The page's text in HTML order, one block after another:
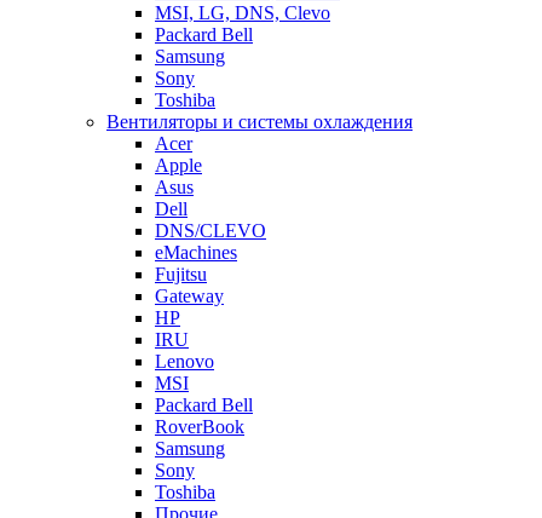
MSI, LG, DNS, Clevo
Packard Bell
Samsung
Sony
Toshiba
Вентиляторы и системы охлаждения
Acer
Apple
Asus
Dell
DNS/CLEVO
eMachines
Fujitsu
Gateway
HP
IRU
Lenovo
MSI
Packard Bell
RoverBook
Samsung
Sony
Toshiba
Прочие